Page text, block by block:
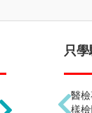
以為職能
職能泛指日
只
醫
樣